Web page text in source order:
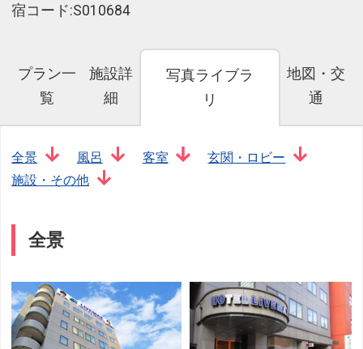
宿コード:S010684
プラン一
覧
施設詳
細
写真ライブラ
リ
地図・交
通
全景 風呂 客室
玄関・ロビー
施設・その他
全景